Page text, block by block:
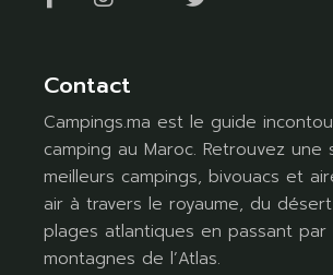
Contact
Campings.ma est le guide
camping au Maroc. Retrouvez une
meilleurs campings, bivouacs et
air à travers le royaume, du
plages atlantiques en passant par
montagnes de l’Atlas.